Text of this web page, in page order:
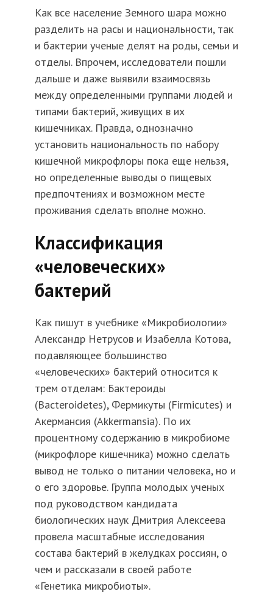
Как все население Земного шара можно
разделить на расы и национальности, так
и бактерии ученые делят на роды, семьи и
отделы. Впрочем, исследователи пошли
дальше и даже выявили взаимосвязь
между определенными группами людей и
типами бактерий, живущих в их
кишечниках. Правда, однозначно
установить национальность по набору
кишечной микрофлоры пока еще нельзя,
но определенные выводы о пищевых
предпочтениях и возможном месте
проживания сделать вполне можно.
Классификация
«человеческих»
бактерий
Как пишут в учебнике «Микробиологии»
Александр Нетрусов и Изабелла Котова,
подавляющее большинство
«человеческих» бактерий относится к
трем отделам: Бактероиды
(Bacteroidetes), Фермикуты (Firmicutes) и
Акермансия (Akkermansia). По их
процентному содержанию в микробиоме
(микрофлоре кишечника) можно сделать
вывод не только о питании человека, но и
о его здоровье. Группа молодых ученых
под руководством кандидата
биологических наук Дмитрия Алексеева
провела масштабные исследования
состава бактерий в желудках россиян, о
чем и рассказали в своей работе
«Генетика микробиоты».